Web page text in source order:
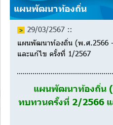
แผนพัฒนาท้องถิ่น
29/03/2567 ::
แผนพัฒนาท้องถิ่น (พ.ศ.2566
และแก้ไข ครั้งที่ 1/2567
แผนพัฒนาท้องถิ่น
ทบทวนครั้งที่ 2/2566